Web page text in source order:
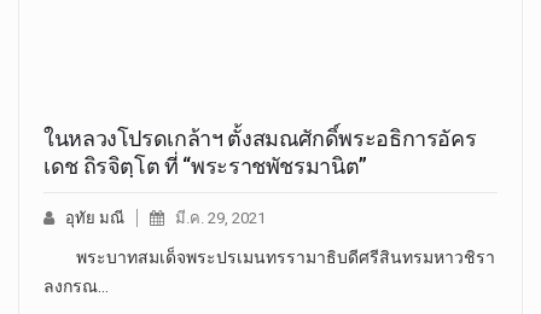
ในหลวงโปรดเกล้าฯ ตั้งสมณศักดิ์พระอธิการอัคร
เดช ถิรจิตฺโต ที่ “พระราชพัชรมานิต”
อุทัย มณี มี.ค. 29, 2021
พระบาทสมเด็จพระปรเมนทรรามาธิบดีศรีสินทรมหาวชิรา
ลงกรณ…